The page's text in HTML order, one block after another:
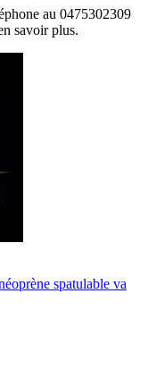
au 0475302309
savoir plus.
spatulable va